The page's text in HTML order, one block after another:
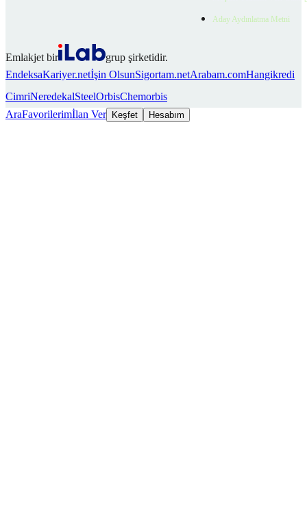
Aday Aydınlatma Metni
Emlakjet bir
grup şirketidir.
EndeksaKariyer.netİşin OlsunSigortam.netArabam.comHangikredi
CimriNeredekalSteelOrbisChemorbis
AraFavorilerimİlan Ver Keşfet Hesabım